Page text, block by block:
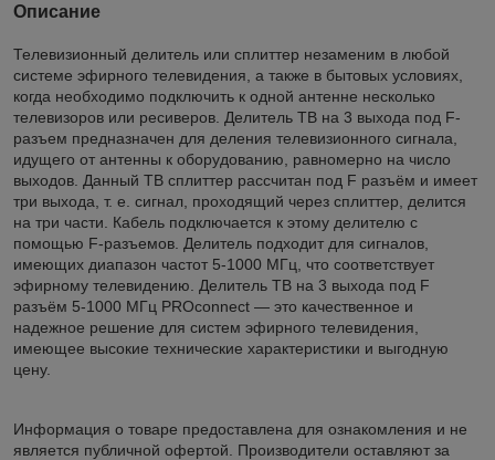
Описание
Телевизионный делитель или сплиттер незаменим в любой
системе эфирного телевидения, а также в бытовых условиях,
когда необходимо подключить к одной антенне несколько
телевизоров или ресиверов. Делитель ТВ на 3 выхода под F-
разъем предназначен для деления телевизионного сигнала,
идущего от антенны к оборудованию, равномерно на число
выходов. Данный ТВ сплиттер рассчитан под F разъём и имеет
три выхода, т. е. сигнал, проходящий через сплиттер, делится
на три части. Кабель подключается к этому делителю с
помощью F-разъемов. Делитель подходит для сигналов,
имеющих диапазон частот 5-1000 МГц, что соответствует
эфирному телевидению. Делитель ТВ на 3 выхода под F
разъём 5-1000 МГц PROconnect — это качественное и
надежное решение для систем эфирного телевидения,
имеющее высокие технические характеристики и выгодную
цену.
Информация о товаре предоставлена для ознакомления и не
является публичной офертой. Производители оставляют за